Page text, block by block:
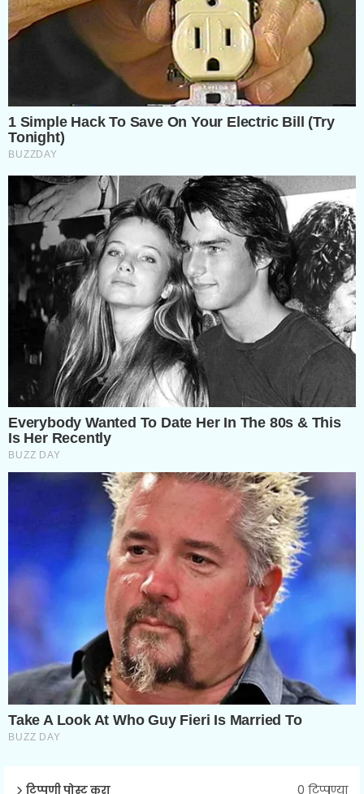
टिप्पणी पोस्ट करा 0 टिप्पण्या